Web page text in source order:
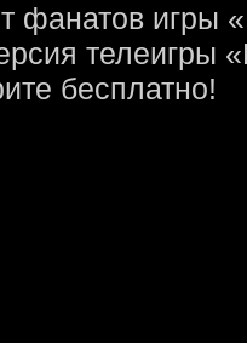
фанатов игры
телеигры
бесплатно!